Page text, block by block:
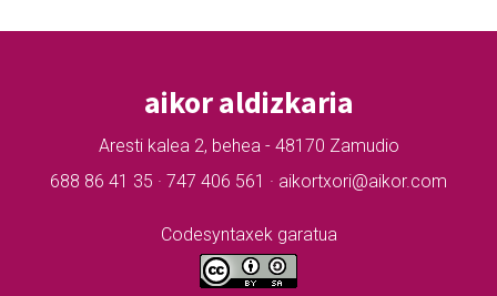
aikor aldizkaria
Aresti kalea 2, behea - 48170 Zamudio
688 86 41 35 · 747 406 561 · aikortxori@aikor.com
Codesyntaxek garatua